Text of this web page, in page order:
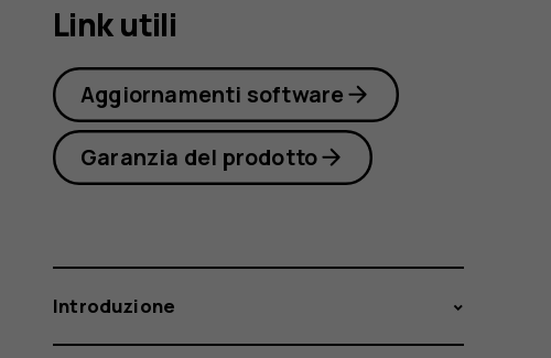
Link utili
Aggiornamenti software
Garanzia del prodotto
Introduzione